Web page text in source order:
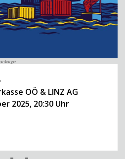
OÖ & LINZ AG
2025, 20:30 Uhr